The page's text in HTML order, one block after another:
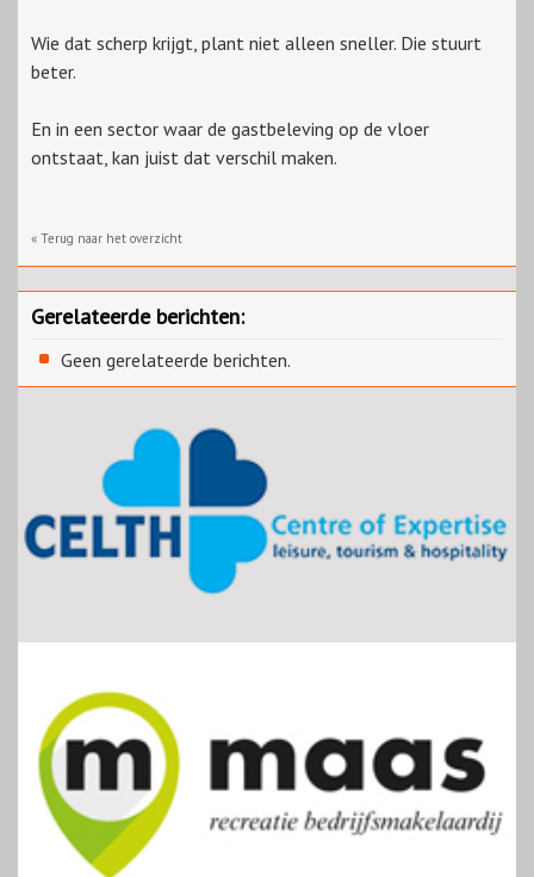
Wie dat scherp krijgt, plant niet alleen sneller. Die stuurt
beter.
En in een sector waar de gastbeleving op de vloer
ontstaat, kan juist dat verschil maken.
« Terug naar het overzicht
Gerelateerde berichten:
Geen gerelateerde berichten.